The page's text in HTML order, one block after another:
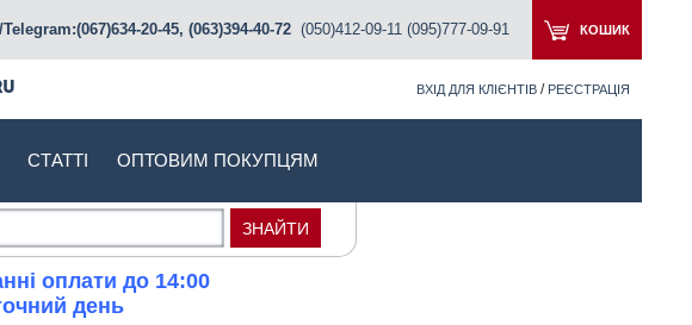
КОШИК
20-45, (063)394-40-72 (050)412-09-11 (095)777-09-91
ВХІД ДЛЯ КЛІЄНТІВ / РЕЄСТРАЦІЯ
СТАТТІ ОПТОВИМ ПОКУПЦЯМ
оплати до 14:00
день